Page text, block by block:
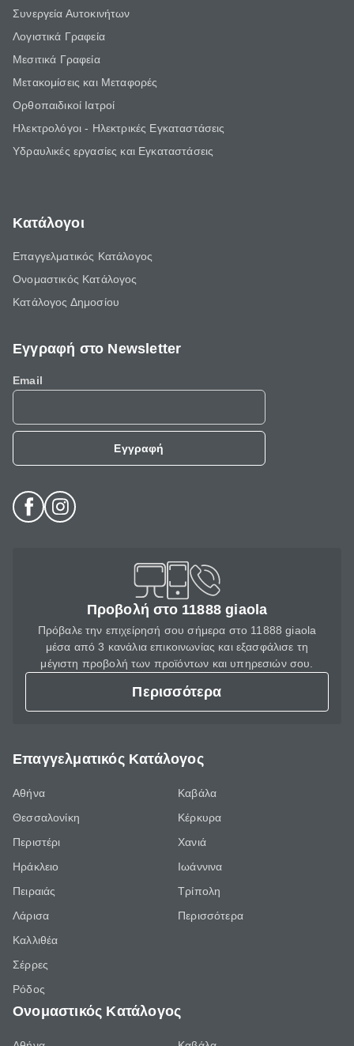
Συνεργεία Αυτοκινήτων
Λογιστικά Γραφεία
Μεσιτικά Γραφεία
Μετακομίσεις και Μεταφορές
Ορθοπαιδικοί Ιατροί
Ηλεκτρολόγοι - Ηλεκτρικές Εγκαταστάσεις
Υδραυλικές εργασίες και Εγκαταστάσεις
Κατάλογοι
Επαγγελματικός Κατάλογος
Ονομαστικός Κατάλογος
Κατάλογος Δημοσίου
Εγγραφή στο Newsletter
Email
Εγγραφή
Προβολή στο 11888 giaola
Πρόβαλε την επιχείρησή σου σήμερα στο 11888 giaola
μέσα από 3 κανάλια επικοινωνίας και εξασφάλισε τη
μέγιστη προβολή των προϊόντων και υπηρεσιών σου.
Περισσότερα
Επαγγελματικός Κατάλογος
Αθήνα
Θεσσαλονίκη
Περιστέρι
Ηράκλειο
Πειραιάς
Λάρισα
Καλλιθέα
Σέρρες
Ρόδος
Καβάλα
Κέρκυρα
Χανιά
Ιωάννινα
Τρίπολη
Περισσότερα
Ονομαστικός Κατάλογος